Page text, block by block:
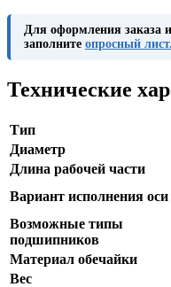
Для оформления заказа
заполните опросный лист.
Технические
Тип
Диаметр
Длина рабочей части
Вариант исполнения оси
Возможные типы
подшипников
Материал обечайки
Вес